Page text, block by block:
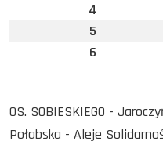
4
5
6
OS. SOBIESKIEGO -
Połabska - Aleje